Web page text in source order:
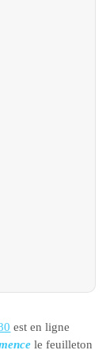
est en ligne
le feuilleton